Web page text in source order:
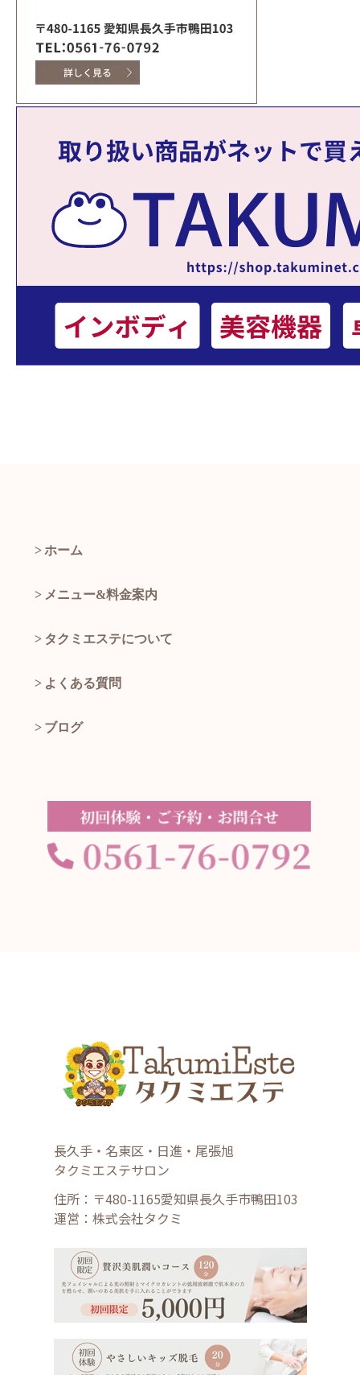
ホーム
メニュー&料金案内
タクミエステについて
よくある質問
ブログ
長久手・名東区・日進・尾張旭
タクミエステサロン
住所：〒480-1165愛知県長久手市鴨田103
運営：株式会社タクミ